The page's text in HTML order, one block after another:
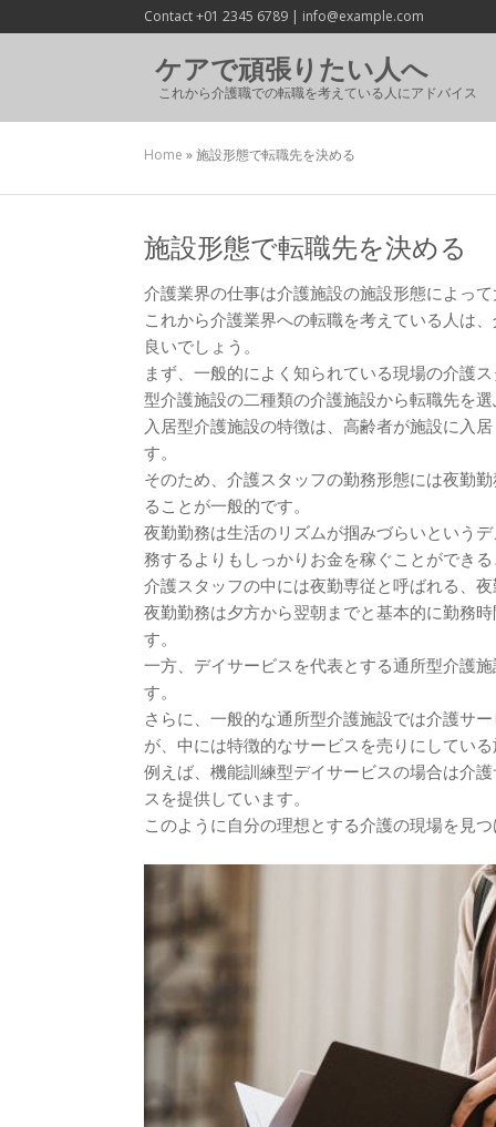
Contact +01 2345 6789 | info@example.com
ケアで頑張りたい人へ
これから介護職での転職を考えている人にアドバイス
Home »施設形態で転職先を決める
施設形態で転職先を決める
介護業界の仕事は介護施設の施設形態によっ
これから介護業界への転職を考えている人は
良いでしょう。
まず、一般的によく知られている現場の介護
型介護施設の二種類の介護施設から転職先を
入居型介護施設の特徴は、高齢者が施設に入
す。
そのため、介護スタッフの勤務形態には夜勤
ることが一般的です。
夜勤勤務は生活のリズムが掴みづらいという
務するよりもしっかりお金を稼ぐことができ
介護スタッフの中には夜勤専従と呼ばれる、
夜勤勤務は夕方から翌朝までと基本的に勤務
す。
一方、デイサービスを代表とする通所型介護
す。
さらに、一般的な通所型介護施設では介護サ
が、中には特徴的なサービスを売りにしてい
例えば、機能訓練型デイサービスの場合は介
スを提供しています。
このように自分の理想とする介護の現場を見